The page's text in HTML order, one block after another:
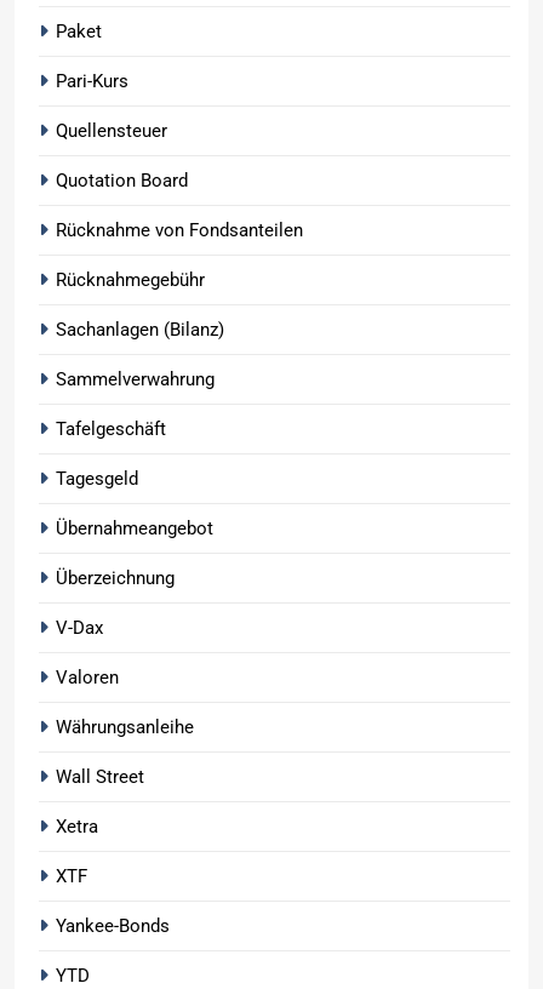
Paket
Pari-Kurs
Quellensteuer
Quotation Board
Rücknahme von Fondsanteilen
Rücknahmegebühr
Sachanlagen (Bilanz)
Sammelverwahrung
Tafelgeschäft
Tagesgeld
Übernahmeangebot
Überzeichnung
V-Dax
Valoren
Währungsanleihe
Wall Street
Xetra
XTF
Yankee-Bonds
YTD